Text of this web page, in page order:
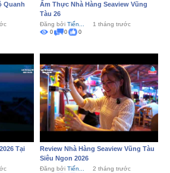
Quanh
Ẩm Thực Nhà Hàng Seaview Vũng
Tàu 26
Đăng bởi Tiến... 1 tháng trước
0 0 0
Tại
Review Nhà Hàng Seaview Vũng Tàu
Siêu Ngon 2026
Đăng bởi Tiến... 2 tháng trước